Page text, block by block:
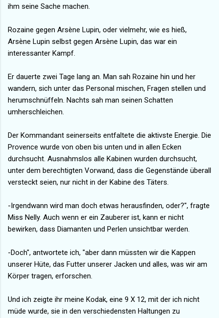
ihm seine Sache machen.
Rozaine gegen Arsène Lupin, oder vielmehr, wie es hieß,
Arsène Lupin selbst gegen Arsène Lupin, das war ein
interessanter Kampf.
Er dauerte zwei Tage lang an. Man sah Rozaine hin und her
wandern, sich unter das Personal mischen, Fragen stellen und
herumschnüffeln. Nachts sah man seinen Schatten
umherschleichen.
Der Kommandant seinerseits entfaltete die aktivste Energie. Die
Provence wurde von oben bis unten und in allen Ecken
durchsucht. Ausnahmslos alle Kabinen wurden durchsucht,
unter dem berechtigten Vorwand, dass die Gegenstände überall
versteckt seien, nur nicht in der Kabine des Täters.
-Irgendwann wird man doch etwas herausfinden, oder?", fragte
Miss Nelly. Auch wenn er ein Zauberer ist, kann er nicht
bewirken, dass Diamanten und Perlen unsichtbar werden.
-Doch", antwortete ich, "aber dann müssten wir die Kappen
unserer Hüte, das Futter unserer Jacken und alles, was wir am
Körper tragen, erforschen.
Und ich zeigte ihr meine Kodak, eine 9 X 12, mit der ich nicht
müde wurde, sie in den verschiedensten Haltungen zu